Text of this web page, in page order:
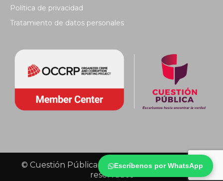
Escríbenos por WhatsApp
Política de privacidad
Tratamiento de datos personales
© Cuestión Pública 2018 - Todos los derechos
reservados